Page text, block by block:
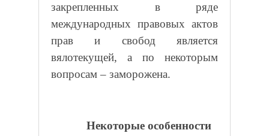
закрепленных в ряде
международных правовых актов
прав и свобод является
вялотекущей, а по некоторым
вопросам – заморожена.
Некоторые особенности